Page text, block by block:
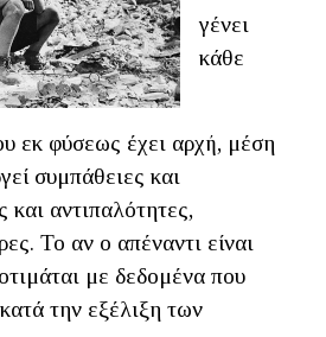
γένει
κάθε
εκ φύσεως έχει αρχή, μέση
συμπάθειες και
και αντιπαλότητες,
Το αν ο απέναντι είναι
με δεδομένα που
την εξέλιξη των